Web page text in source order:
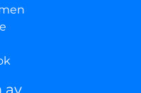
av